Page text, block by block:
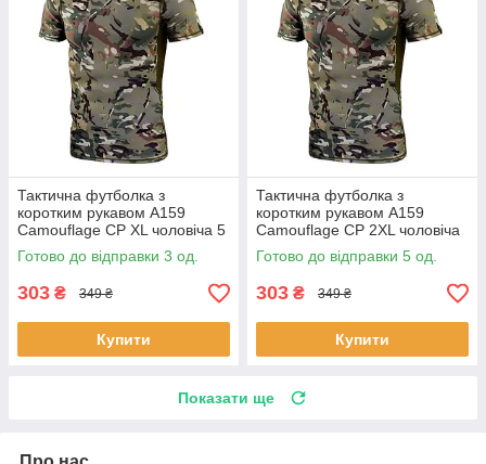
Тактична футболка з
коротким рукавом A159
Camouflage CP XL чоловіча 5
шт.
Готово до відправки 3 од.
303 ₴ 349 ₴
Купити
Тактична футболка з
коротким рукавом A159
Camouflage CP 2XL чоловіча
9 шт.
Готово до відправки 5 од.
303 ₴ 349 ₴
Купити
Показати ще